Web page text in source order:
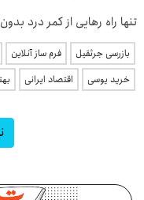
تنها راه رهایی از کمر درد
بازرسی جرثقیل فرم ساز آنلاین
خرید یوسی
اقتصاد ایرانی